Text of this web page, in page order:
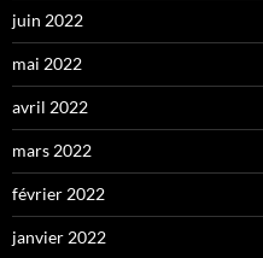
juin 2022
mai 2022
avril 2022
mars 2022
février 2022
janvier 2022